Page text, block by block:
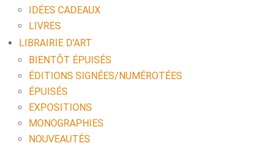
IDÉES CADEAUX
LIVRES
LIBRAIRIE D'ART
BIENTÔT ÉPUISÉS
ÉDITIONS SIGNÉES/NUMÉROTÉES
ÉPUISÉS
EXPOSITIONS
MONOGRAPHIES
NOUVEAUTÉS